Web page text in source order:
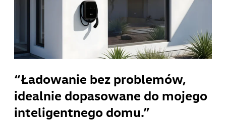
“Ładowanie bez problemów,
idealnie dopasowane do mojego
inteligentnego domu.”